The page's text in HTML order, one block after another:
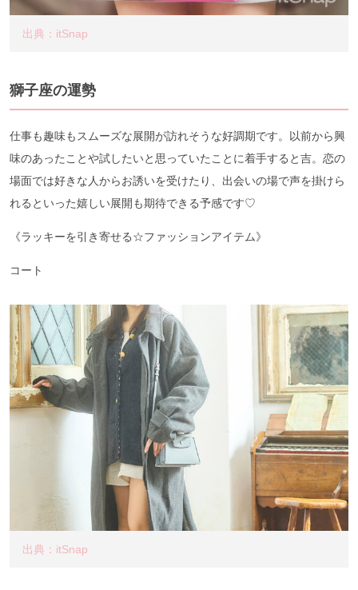
出典：itSnap
獅子座の運勢
仕事も趣味もスムーズな展開が訪れそうな好調期です。以前から興
味のあったことや試したいと思っていたことに着手すると吉。恋の
場面では好きな人からお誘いを受けたり、出会いの場で声を掛けら
れるといった嬉しい展開も期待できる予感です♡
《ラッキーを引き寄せる☆ファッションアイテム》
コート
出典：itSnap